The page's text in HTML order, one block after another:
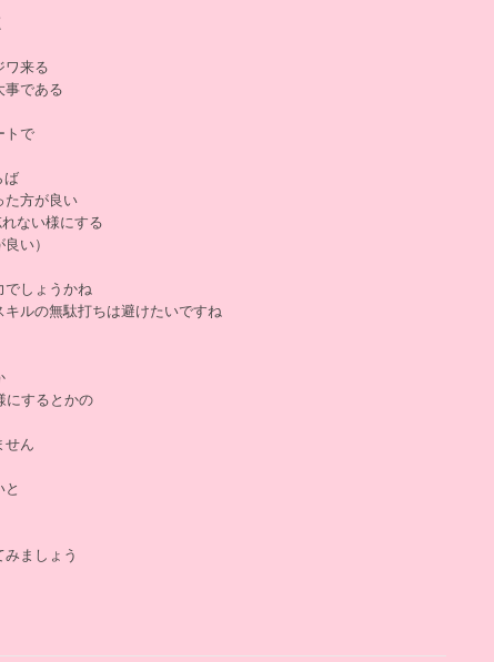
ワ来る
事である
トで
ば
た方が良い
ない様にする
い）
でしょうかね
ルの無駄打ちは避けたいですね
にするとかの
せん
ましょう